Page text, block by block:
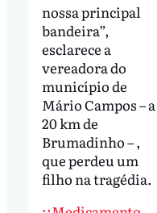
nossa principal
bandeira”,
esclarece a
vereadora do
município de
Mário Campos – a
20 km de
Brumadinho – ,
que perdeu um
filho na tragédia.